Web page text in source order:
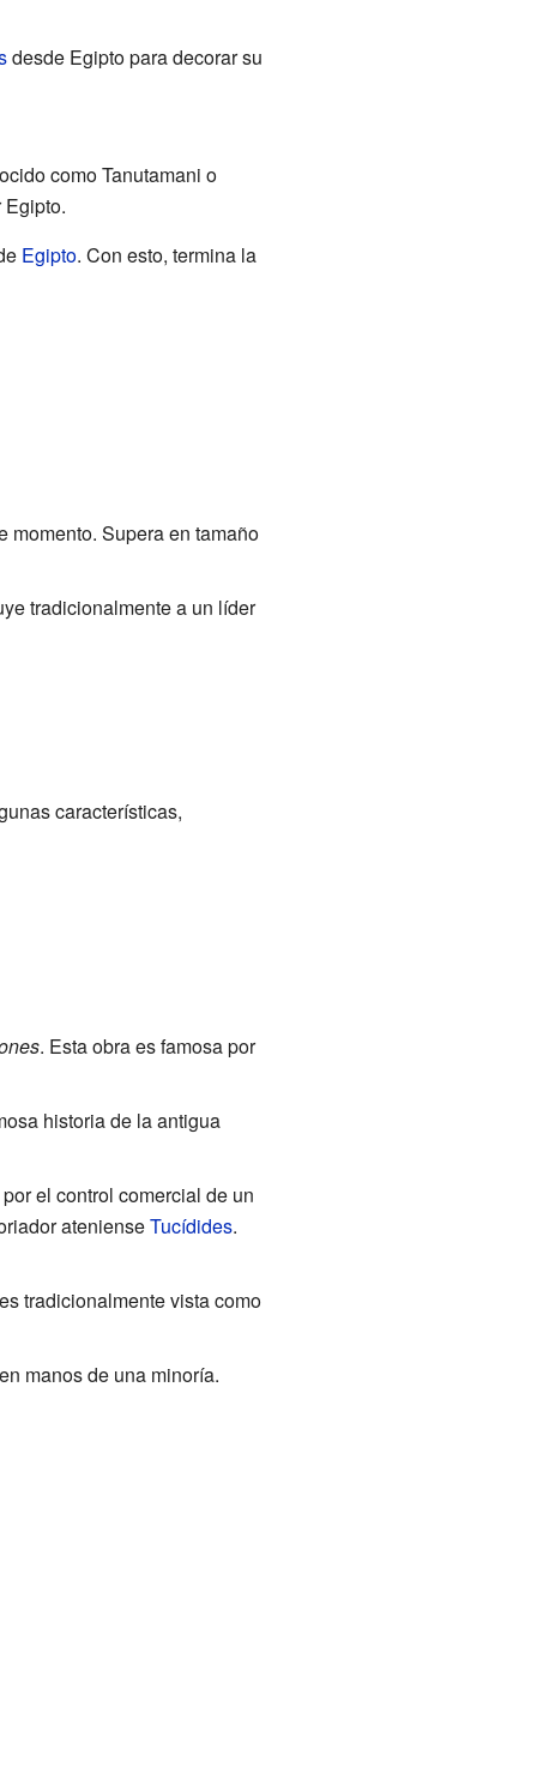
desde Egipto para decorar su
como Tanutamani o
Egipto.
Egipto. Con esto, termina la
momento. Supera en tamaño
tradicionalmente a un líder
características,
. Esta obra es famosa por
historia de la antigua
el control comercial de un
atenienseTucídides.
tradicionalmente vista como
manos de una minoría.